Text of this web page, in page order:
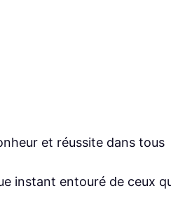
et réussite dans tous
instant entouré de ceux